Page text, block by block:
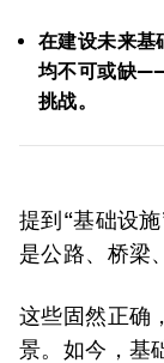
在建设未来基
均不可或缺
挑战。
提到“基础设
是公路、桥梁
这些固然正确
景。如今，基